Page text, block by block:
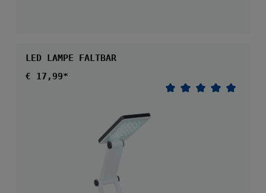
LED LAMPE FALTBAR
Regulärer Preis:
€ 17,99*